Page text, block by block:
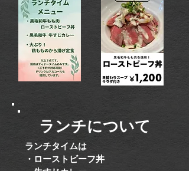
ランチタイムは
・ローストビーフ丼
ランチについて